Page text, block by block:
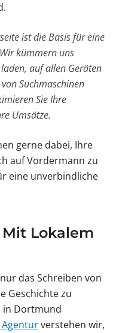
ist die Basis für eine
kümmern uns
auf allen Geräten
Suchmaschinen
Sie Ihre
Umsätze.
gerne dabei, Ihre
auf Vordermann zu
eine unverbindliche
Lokalem
das Schreiben von
Geschichte zu
in Dortmund
Agenturverstehen wir,